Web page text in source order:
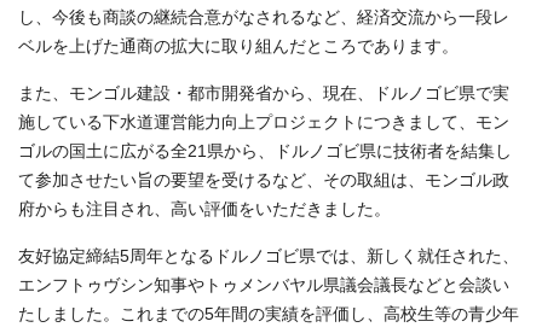
し、今後も商談の継続合意がなされるなど、経済交流から一段レ
ベルを上げた通商の拡大に取り組んだところであります。
また、モンゴル建設・都市開発省から、現在、ドルノゴビ県で実
施している下水道運営能力向上プロジェクトにつきまして、モン
ゴルの国土に広がる全21県から、ドルノゴビ県に技術者を結集し
て参加させたい旨の要望を受けるなど、その取組は、モンゴル政
府からも注目され、高い評価をいただきました。
友好協定締結5周年となるドルノゴビ県では、新しく就任された、
エンフトゥヴシン知事やトゥメンバヤル県議会議長などと会談い
たしました。これまでの5年間の実績を評価し、高校生等の青少年